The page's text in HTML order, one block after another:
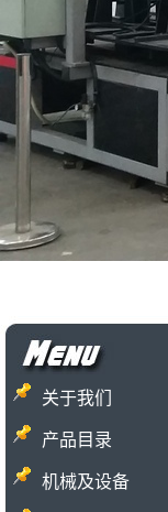
关于我们
产品目录
机械及设备